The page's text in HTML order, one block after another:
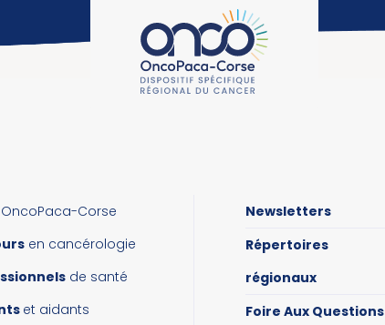
OncoPaca-Corse
en cancérologie
de santé
et aidants
Newsletters
Répertoires
régionaux
Foire Aux Questions